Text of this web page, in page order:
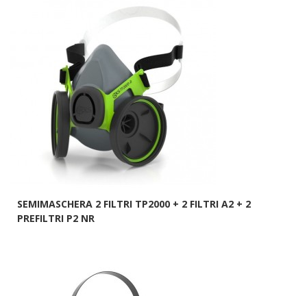
SEMIMASCHERA 2 FILTRI TP2000 + 2 FILTRI A2 + 2
PREFILTRI P2 NR